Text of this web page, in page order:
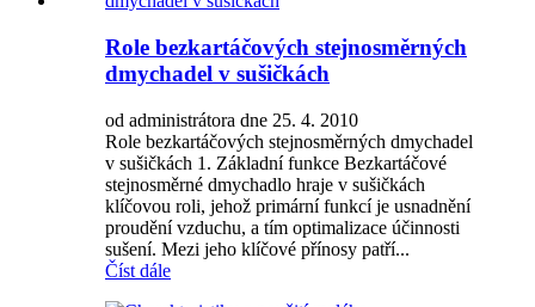
Role bezkartáčových stejnosměrných
dmychadel v sušičkách
od administrátora dne 25. 4. 2010
Role bezkartáčových stejnosměrných dmychadel
v sušičkách 1. Základní funkce Bezkartáčové
stejnosměrné dmychadlo hraje v sušičkách
klíčovou roli, jehož primární funkcí je usnadnění
proudění vzduchu, a tím optimalizace účinnosti
sušení. Mezi jeho klíčové přínosy patří...
Číst dále